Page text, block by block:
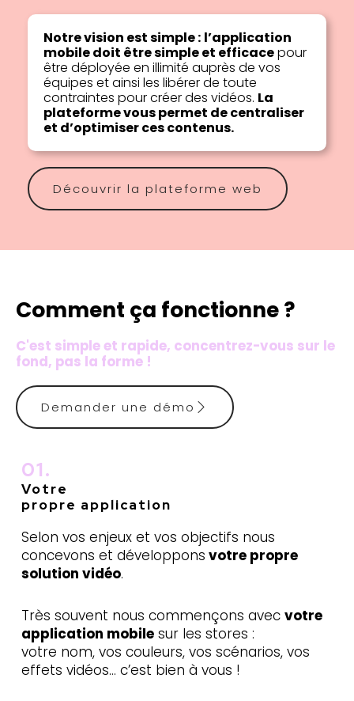
Notre vision est simple : l’application
mobiledoit être simple et efficacepour
être déployée en illimité auprès de vos
équipes et ainsi les libérer de toute
contraintes pour créer des vidéos. La
plateforme vous permet de centraliser
et d’optimiser ces contenus.
Découvrir la plateforme web
Comment ça fonctionne ?
C'est simple et rapide, concentrez-vous sur le
fond, pas la forme !
Demander une démo
01.
Votre
propre application
Selon vos enjeux et vos objectifs nous
concevons et développons votre propre
solution vidéo.
Très souvent nous commençons avecvotre
application mobile sur les stores :
votre nom, vos couleurs, vos scénarios, vos
effets vidéos… c’est bien à vous !